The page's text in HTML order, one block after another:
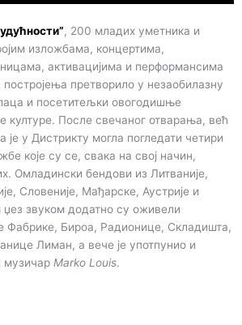
, 200 младих уметника и
изложбама, концертима,
активацијима и перформансима
претворило у незаобилазну
и посетитељки овогодишње
културе. После свечаног отварања, већ
је у Дистрикту могла погледати четири
које су се, свака на свој начин,
Омладински бендови из Литваније,
Словеније, Мађарске, Аустрије и
џез звуком додатно су оживели
Фабрике, Бироа, Радионице, Складишта,
Лиман, а вече је употпунио и
музичар Marko Louis.